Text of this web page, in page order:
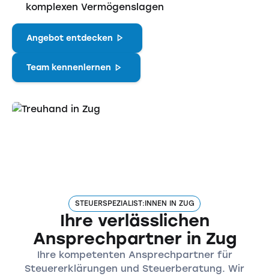
komplexen Vermögenslagen
Angebot entdecken
Team kennenlernen
STEUERSPEZIALIST:INNEN IN ZUG
Ihre verlässlichen
Ansprechpartner in Zug
Ihre kompetenten Ansprechpartner für
Steuererklärungen und Steuerberatung. Wir